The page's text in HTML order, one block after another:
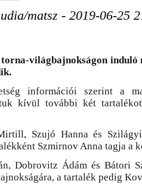
matsz - 2019-06-25
világbajnokságon
információi szerint a
kívül további két
Szujó Hanna és
Szmirnov Anna tagja a
Dobrovitz Ádám és Bátori
a tartalék pedig